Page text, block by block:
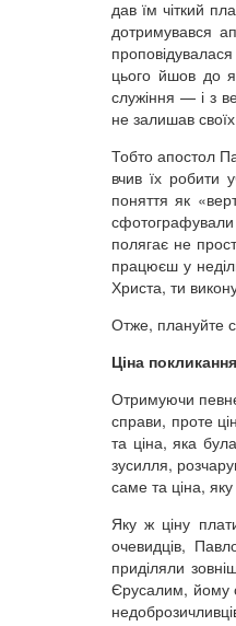
дав їм чіткий
дотримувався
цього йшов до
служіння — і з
не залишав
Тобто апостол
вчив їх робити
поняття як
полягає не
працюєш у
Христа, ти
Отже, плануйте
Ціна покликання
Отримуючи
справи, проте
та ціна, яка
зусилля,
саме та ціна,
Яку ж ціну
очевидців,
приділяли
Єрусалим, йому